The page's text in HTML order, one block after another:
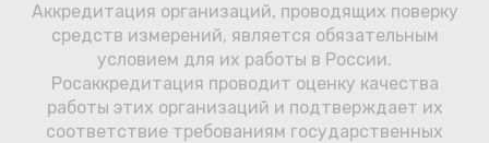
Аккредитация организаций, проводящих поверку
средств измерений, является обязательным
условием для их работы в России.
Росаккредитация проводит оценку качества
работы этих организаций и подтверждает их
соответствие требованиям государственных